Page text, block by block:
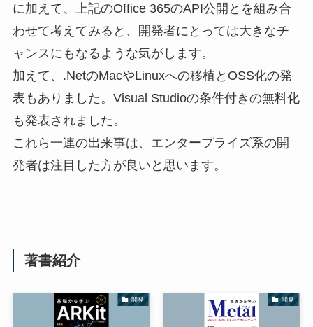
に加えて、上記のOffice 365のAPI公開とを組み合
わせて考えてみると、開発者にとっては大きなチ
ャンスにもなるような気がします。
加えて、.NetのMacやLinuxへの移植とOSS化の発
表もありました。Visual Studioの条件付きの無料化
も発表されました。
これら一連の出来事は、エンタープライズ系の開
発者は注目した方が良いと思います。
著書紹介
開発 開発